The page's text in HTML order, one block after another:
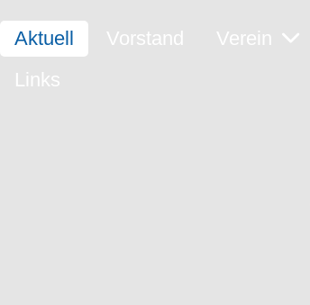
Aktuell Vorstand Verein
Links